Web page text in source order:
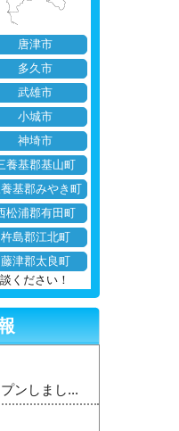
唐津市
多久市
武雄市
小城市
神埼市
養基郡基山町
基郡みやき町
松浦郡有田町
杵島郡江北町
藤津郡太良町
ください！
ンしまし...